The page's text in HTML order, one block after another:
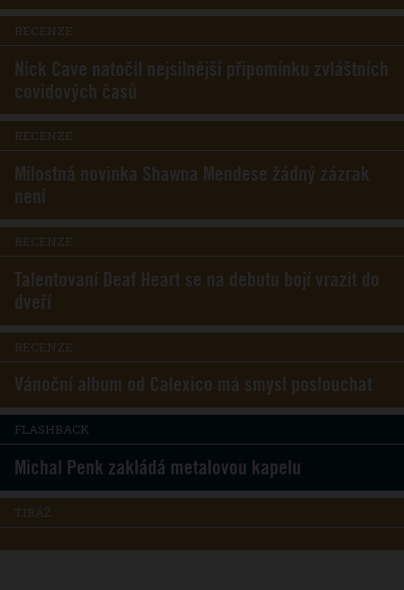
RECENZE
Nick Cave natočil nejsilnější připomínku zvláštních
covidových časů
RECENZE
Milostná novinka Shawna Mendese žádný zázrak
není
RECENZE
Talentovaní Deaf Heart se na debutu bojí vrazit do
dveří
RECENZE
Vánoční album od Calexico má smysl poslouchat
FLASHBACK
Michal Penk zakládá metalovou kapelu
TIRÁŽ